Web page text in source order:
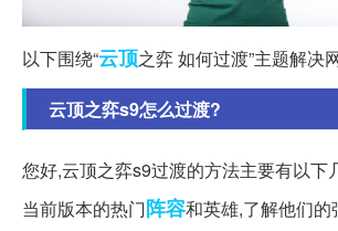
以下围绕“云顶之弈 如何过渡”主题解决
云顶之弈s9怎么过渡?
您好,云顶之弈s9过渡的方法主要有以下
当前版本的热门阵容和英雄,了解他们的